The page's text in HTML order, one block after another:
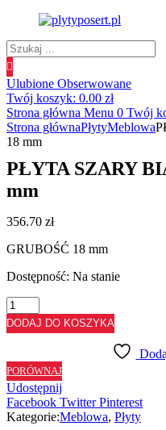
Wyszukiwanie
produktów
Ulubione Obserwowane
Twój koszyk: 0.00 zł
Strona główna Menu 0 Twój
Strona głównaPłytyMeblowa
18 mm
PŁYTA SZARY
mm
356.70 zł
GRUBOŚĆ 18 mm
Dostępność: Na stanie
ilość
PŁYTA
SZARY
U775
ST9
-
18
mm
DODAJ DO KOSZYKA
PORÓWNAJ
Udostępnij
Facebook Twitter Pinterest
Kategorie:Meblowa, Płyty